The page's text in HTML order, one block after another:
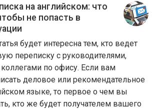
на английском: что
не попасть в
будет интересна тем, кто ведет
переписку с руководителями,
по офису. Если вам
деловое или рекомендательное
языке, то первое о чем вы
кто же будет получателем вашего